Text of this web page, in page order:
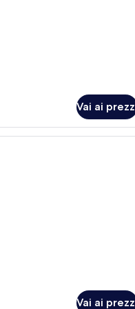
Vai ai
Una camera d'albergo
Vai ai